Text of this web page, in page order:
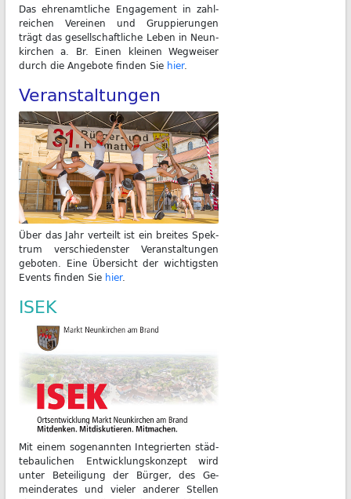
Das eh­ren­amt­li­che En­ga­ge­ment in zahl­
rei­chen Ver­ei­nen und Grup­pie­run­gen
trägt das ge­sell­schaft­li­che Le­ben in Neun­
kir­chen a. Br. Ei­nen klei­nen Weg­wei­ser
durch die An­ge­bo­te fin­den Sie hier.
Veranstaltungen
Über das Jahr ver­teilt ist ein brei­tes Spek­
trum ver­schie­dens­ter Ver­an­stal­tun­gen
ge­bo­ten. Ei­ne Über­sicht der wich­tigs­ten
Events fin­den Sie hier.
ISEK
Mit ei­nem so­ge­nann­ten In­te­grier­ten städ­
te­bau­li­chen Ent­wick­lungs­kon­zept wird
un­ter Be­tei­li­gung der Bür­ger, des Ge­
mein­de­ra­tes und vie­ler an­de­rer Stel­len